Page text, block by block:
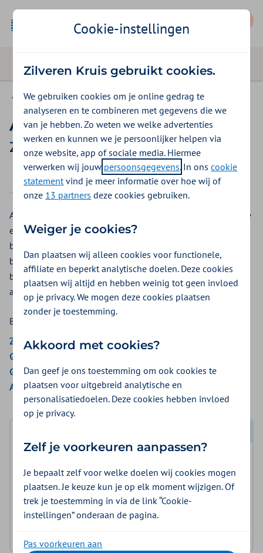
Vergoedingen
Apotheekbereidingen
Zilveren Kruis vergoeding 2026
2025 2026
Apotheekbereidingen zijn niet-geregistreerde medicijnen die
een apotheek op maat voor u maakt. Uw apotheek maakt de
bereiding zelf, of bestelt deze bij een andere apotheek. Een
bereiding van een andere apotheek heet een doorgeleverde
bereiding. Bij Zilveren Kruis krijgt u een vergoeding voor
apotheekbereidingen
Bekijk de vergoedingen van:
ZieZo
Gemeenten Optimaal
Gemeente Amsterdam
Aon Vitaal
voor u gelden.
Log in met DigiD
Cookie-instellingen
Zilveren Kruis gebruikt cookies.
We gebruiken cookies om je online gedrag te
analyseren en te combineren met gegevens die we
van je hebben. Zo weten we welke advertenties
werken en kunnen we je persoonlijker helpen via
onze website, app of sociale media. Hiermee
verwerken wij jouw persoonsgegevens. In onscookie
statementvind je meer informatie over hoe wij of
onze 13 partners deze cookies gebruiken.
Weiger je cookies?
Dan plaatsen wij alleen cookies voor functionele,
affiliate en beperkt analytische doelen. Deze cookies
plaatsen wij altijd en hebben weinig tot geen invloed
op je privacy. We mogen deze cookies plaatsen
zonder je toestemming.
Akkoord met cookies?
Dan geef je ons toestemming om ook cookies te
plaatsen voor uitgebreid analytische en
personalisatiedoelen. Deze cookies hebben invloed
op je privacy.
Zelf je voorkeuren aanpassen?
Je bepaalt zelf voor welke doelen wij cookies mogen
plaatsen. Je keuze kun je op elk moment wijzigen. Of
trek je toestemming in via de link “Cookie-
instellingen” onderaan de pagina.
Pas voorkeuren aan